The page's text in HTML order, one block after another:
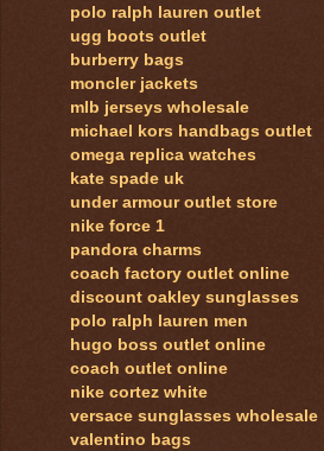
polo ralph lauren outlet
ugg boots outlet
burberry bags
moncler jackets
mlb jerseys wholesale
michael kors handbags outlet
omega replica watches
kate spade uk
under armour outlet store
nike force 1
pandora charms
coach factory outlet online
discount oakley sunglasses
polo ralph lauren men
hugo boss outlet online
coach outlet online
nike cortez white
versace sunglasses wholesale
valentino bags